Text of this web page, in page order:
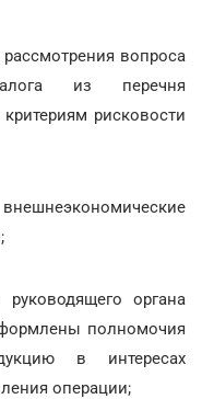
вопроса
из перечня
рисковости
органа
полномочия
в интересах
операции;